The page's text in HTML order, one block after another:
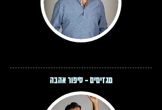
מגזימים - סיפור אהבה